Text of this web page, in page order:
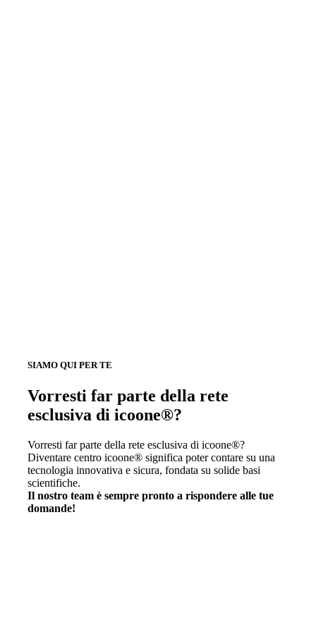
SIAMO QUI PER TE
Vorresti far parte della rete
esclusiva di icoone®?
Vorresti far parte della rete esclusiva di icoone®?
Diventare centro icoone® significa poter contare su una
tecnologia innovativa e sicura, fondata su solide basi
scientifiche.
Il nostro team è sempre pronto a rispondere alle tue
domande!